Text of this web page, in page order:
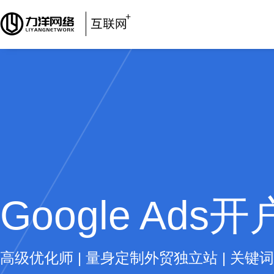
Google Ads开
高级优化师 | 量身定制外贸独立站 | 关键